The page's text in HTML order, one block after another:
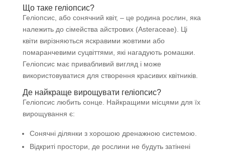
Що таке геліопсис?
Геліопсис, або сонячний квіт, – це родина рослин, яка
належить до сімейства айстрових (Asteraceae). Ці
квіти вирізняються яскравими жовтими або
помаранчевими суцвіттями, які нагадують ромашки.
Геліопсис має привабливий вигляд і може
використовуватися для створення красивих квітників.
Де найкраще вирощувати геліопсис?
Геліопсис любить сонце. Найкращими місцями для їх
вирощування є:
Сонячні ділянки з хорошою дренажною системою.
Відкриті простори, де рослини не будуть затінені